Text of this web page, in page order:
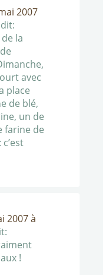
2007
dit:
la
avec
place
de blé,
un de
farine de
2007 à
!